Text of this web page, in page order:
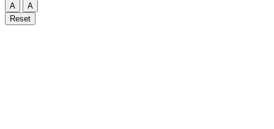
A
A
Reset